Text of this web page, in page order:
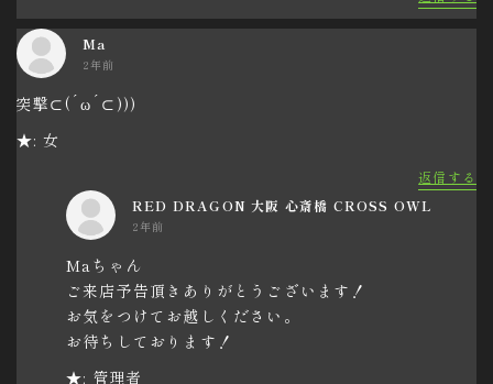
Ma
2年前
突撃⊂(´ω´⊂)))
★: 女
返信する
RED DRAGON 大阪 心斎橋 CROSS OWL
2年前
Maちゃん
ご来店予告頂きありがとうございます！
お気をつけてお越しください。
お待ちしております！
★: 管理者